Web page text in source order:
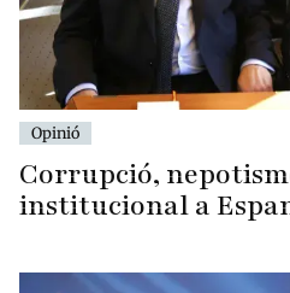
Opinió
Corrupció,
institucional a